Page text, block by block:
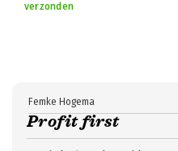
verzonden
Profit first
Femke Hogema